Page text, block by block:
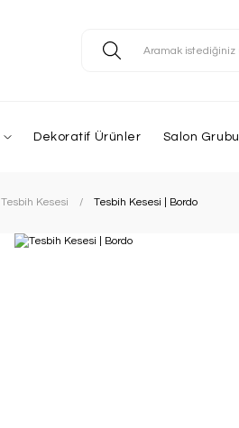
Dekoratif Ürünler Salon Grubu
Tesbih Kesesi Tesbih Kesesi | Bordo